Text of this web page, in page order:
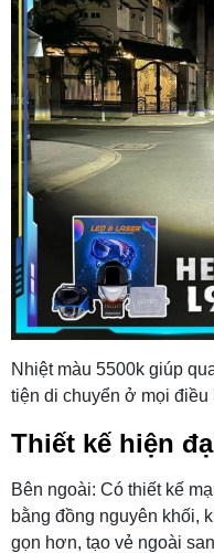
Nhiệt màu 5500k giúp
tiện di chuyển ở mọi điều
Thiết kế hiện
Bên ngoài: Có thiết kế
bằng đồng nguyên khối,
gọn hơn, tạo vẻ ngoài